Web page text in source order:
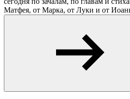
Матфея, от Марка, от Луки и от